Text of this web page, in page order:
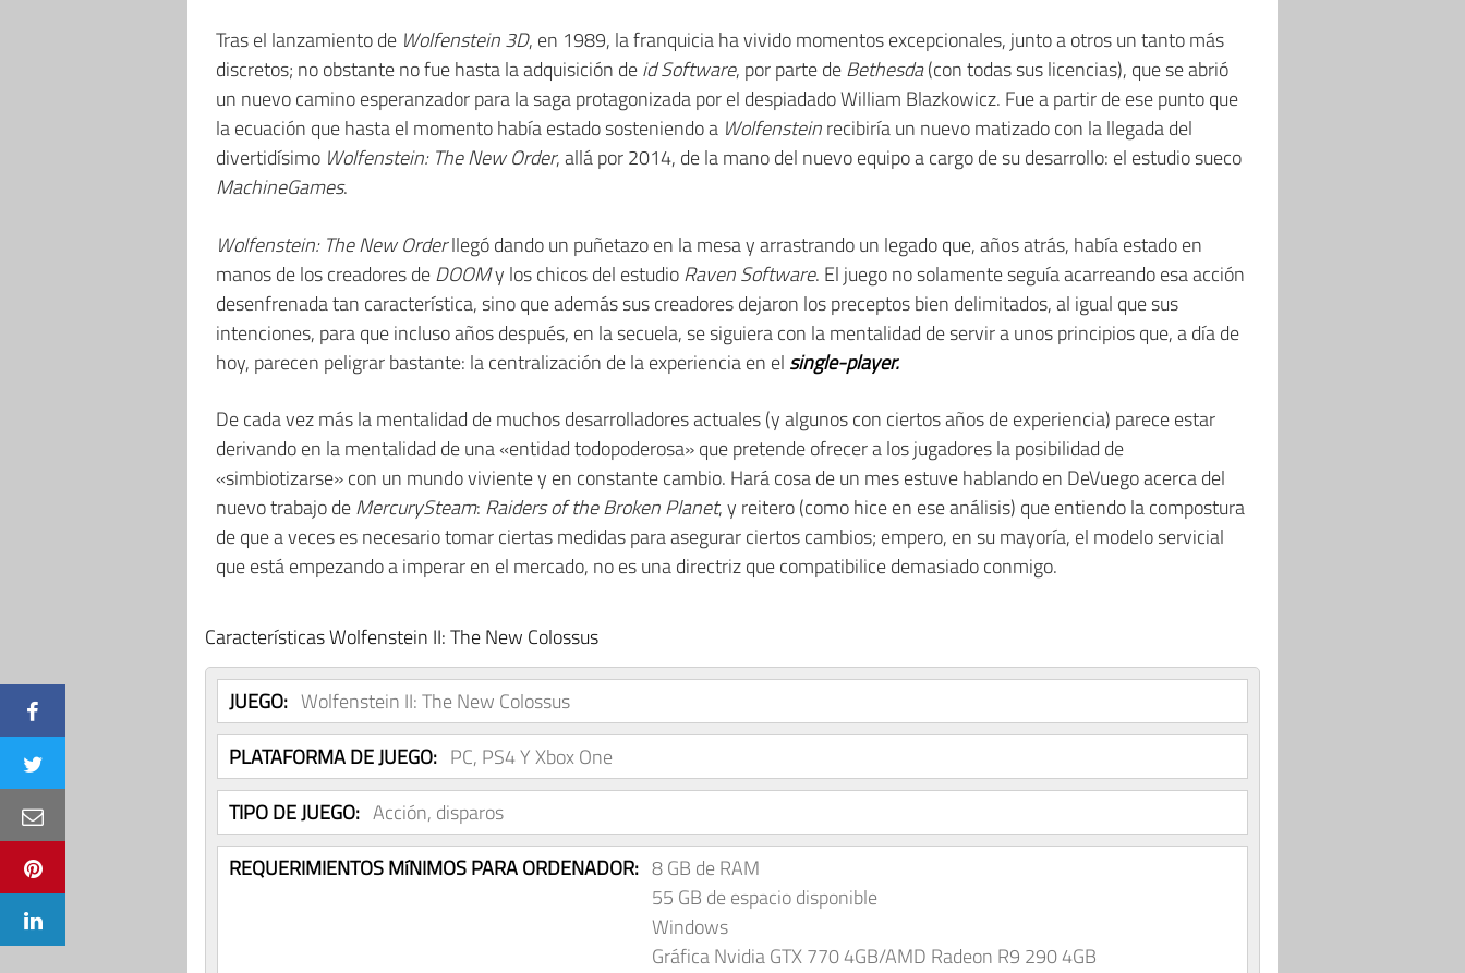
Tras el lanzamiento de Wolfenstein 3D, en 1989, la franquicia ha vivido momentos excepcionales, junto a otros un tanto más
discretos; no obstante no fue hasta la adquisición deid Software, por parte deBethesda(con todas sus licencias), que se abrió
un nuevo camino esperanzador para la saga protagonizada por el despiadado William Blazkowicz. Fue a partir de ese punto que
la ecuación que hasta el momento había estado sosteniendo a Wolfensteinrecibiría un nuevo matizado con la llegada del
divertidísimo Wolfenstein: The New Order, allá por 2014, de la mano del nuevo equipo a cargo de su desarrollo: el estudio sueco
MachineGames.
Wolfenstein: The New Orderllegó dando un puñetazo en la mesa y arrastrando un legado que, años atrás, había estado en
manos de los creadores deDOOMy los chicos del estudioRaven Software. El juego no solamente seguía acarreando esa acción
desenfrenada tan característica, sino que además sus creadores dejaron los preceptos bien delimitados, al igual que sus
intenciones, para que incluso años después, en la secuela, se siguiera con la mentalidad de servir a unos principios que, a día de
hoy, parecen peligrar bastante: la centralización de la experiencia en el single-player.
De cada vez más la mentalidad de muchos desarrolladores actuales (y algunos con ciertos años de experiencia) parece estar
derivando en la mentalidad de una «entidad todopoderosa» que pretende ofrecer a los jugadores la posibilidad de
«simbiotizarse» con un mundo viviente y en constante cambio. Hará cosa de un mes estuve hablando en DeVuego acerca del
nuevo trabajo deMercurySteam: Raiders of the Broken Planet, y reitero (como hice en ese análisis) que entiendo la compostura
de que a veces es necesario tomar ciertas medidas para asegurar ciertos cambios; empero, en su mayoría, el modelo servicial
que está empezando a imperar en el mercado, no es una directriz que compatibilice demasiado conmigo.
Características Wolfenstein II: The New Colossus
JUEGO: Wolfenstein II: The New Colossus
PLATAFORMA DE JUEGO: PC, PS4 Y Xbox One
TIPO DE JUEGO: Acción, disparos
REQUERIMIENTOS MíNIMOS PARA ORDENADOR: 8 GB de RAM
55 GB de espacio disponible
Windows
Gráfica Nvidia GTX 770 4GB/AMD Radeon R9 290 4GB